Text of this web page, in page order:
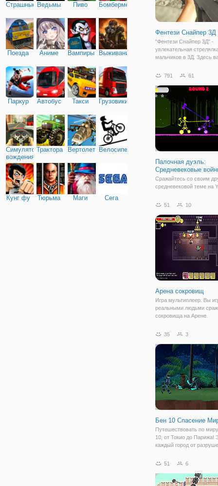
Страшные Ведьмы Пиво Бомбермен
Поезда Аниме Вампиры Выживание
Паркур Автобус Такси Грузовики
Симулятор
вождения
Трактора ВертолетыВелосипед
Кунг фу Тюрьма Маги Сега
Фентези Снайпер 3Д
"Фентези Снайпер 3Д" -
увлекательная
мальчиков в 3Д. Здесь
меткости на деле и
на вашем пути. Для
используйте мышь и
791 61
Палочная дуэль:
Средневековые
Сражайтесь со своим
средневековой теме на
дуэльной игре Stick
горизонтальные кнопки
перемещения и атаки
противника. Попробуйте
51 10
Арена сокровищ
Игра мультиплеер. Вы
реальными людьми
сокровища на Арене.
35 3
Бен 10 Спасение
Путешествовать по
10, от Токио до Парижа!
каждый город от
существ, вы можете
форму и выполнить все
Выберите пришельца,
51 6